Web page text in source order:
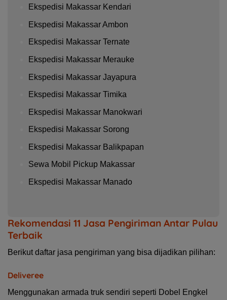
Ekspedisi Makassar Kendari
Ekspedisi Makassar Ambon
Ekspedisi Makassar Ternate
Ekspedisi Makassar Merauke
Ekspedisi Makassar Jayapura
Ekspedisi Makassar Timika
Ekspedisi Makassar Manokwari
Ekspedisi Makassar Sorong
Ekspedisi Makassar Balikpapan
Sewa Mobil Pickup Makassar
Ekspedisi Makassar Manado
Rekomendasi 11 Jasa Pengiriman Antar Pulau
Terbaik
Berikut daftar jasa pengiriman yang bisa dijadikan pilihan:
Deliveree
Menggunakan armada truk sendiri seperti Dobel Engkel